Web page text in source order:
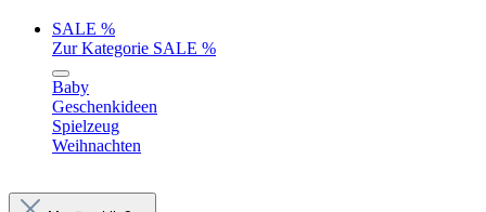
SALE %
Zur Kategorie SALE %
Baby
Geschenkideen
Spielzeug
Weihnachten